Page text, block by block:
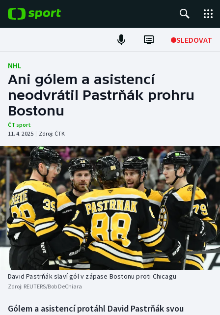
SLEDOVAT
Fotbal
Hokej
Tenis
Atletika
Cyklistika
DALŠÍ SPORTY
Americký fotbal
Baseball a softbal
Basketbal
Biatlon
NEPŘEHLÉDNĚTE
Soutěže
Historické návraty
Aplikace ČT sport
NHL
Ani gólem a asistencí
neodvrátil Pastrňák prohru
Bostonu
ČT sport
11. 4. 2025 | Zdroj: ČTK
David Pastrňák slaví gól v zápase Bostonu proti Chicagu
Zdroj: REUTERS/Bob DeChiara
Gólem a asistencí protáhl David Pastrňák svou